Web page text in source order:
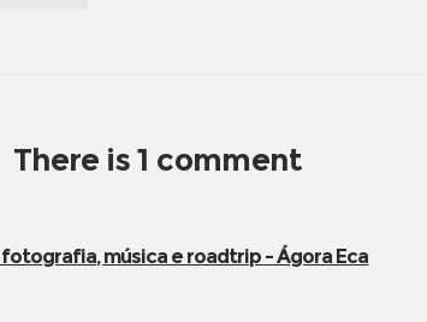
There is 1 comment
música e roadtrip – Ágora Eca